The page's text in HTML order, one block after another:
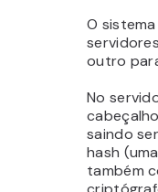
O
outro
No
saindo
hash
também